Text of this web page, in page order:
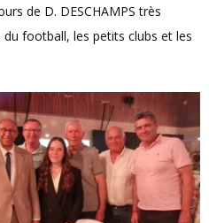
de D. DESCHAMPS très
football, les petits clubs et les